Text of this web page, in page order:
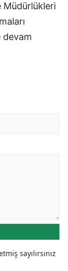
Müdürlükleri
devam
sayılırsınız